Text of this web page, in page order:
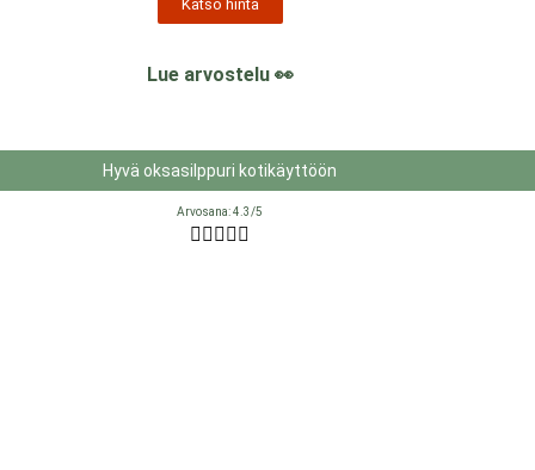
Katso hinta
Lue arvostelu 👀
Hyvä oksasilppuri kotikäyttöön
Arvosana: 4.3/5
    